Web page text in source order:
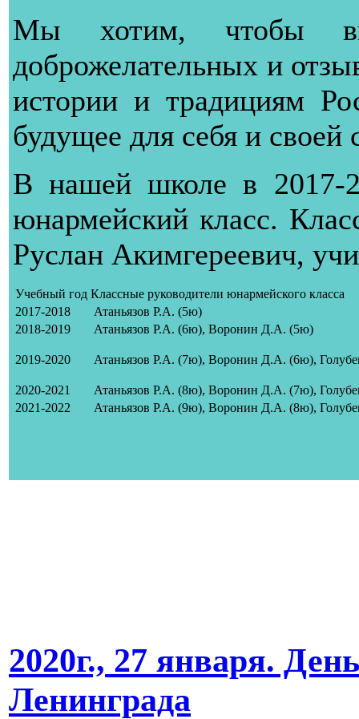
Мы хотим, чтобы
доброжелательных и
истории и традициям
будущее для себя и своей
В нашей школе в 2017-
юнармейский класс.
Руслан Акимгереевич,
Учебный год Классные руководители юнармейского класса
2017-2018
Атаньязов Р.А. (5ю)
2018-2019
Атаньязов Р.А. (6ю), Воронин Д.А. (5ю)
2019-2020 Атаньязов Р.А. (7ю), Воронин Д.А. (6ю),
2020-2021 Атаньязов Р.А. (8ю), Воронин Д.А. (7ю),
2021-2022
Атаньязов Р.А. (9ю), Воронин Д.А. (8ю),
2020г., 27 января.
Ленинграда